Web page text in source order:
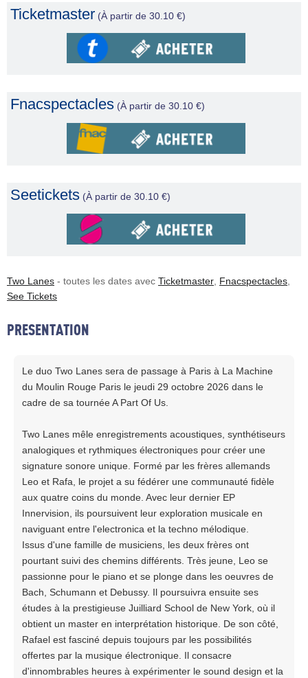
Ticketmaster (À partir de 30.10 €)
Fnacspectacles (À partir de 30.10 €)
Seetickets (À partir de 30.10 €)
Two Lanes - toutes les dates avec Ticketmaster, Fnacspectacles,
See Tickets
PRESENTATION
Le duo Two Lanes sera de passage à Paris à La Machine
du Moulin Rouge Paris le jeudi 29 octobre 2026 dans le
cadre de sa tournée A Part Of Us.
Two Lanes mêle enregistrements acoustiques, synthétiseurs
analogiques et rythmiques électroniques pour créer une
signature sonore unique. Formé par les frères allemands
Leo et Rafa, le projet a su fédérer une communauté fidèle
aux quatre coins du monde. Avec leur dernier EP
Innervision, ils poursuivent leur exploration musicale en
naviguant entre l'electronica et la techno mélodique.
Issus d'une famille de musiciens, les deux frères ont
pourtant suivi des chemins différents. Très jeune, Leo se
passionne pour le piano et se plonge dans les oeuvres de
Bach, Schumann et Debussy. Il poursuivra ensuite ses
études à la prestigieuse Juilliard School de New York, où il
obtient un master en interprétation historique. De son côté,
Rafael est fasciné depuis toujours par les possibilités
offertes par la musique électronique. Il consacre
d'innombrables heures à expérimenter le sound design et la